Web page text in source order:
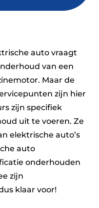
auto vraagt
van een
Maar de
zijn hier
zijn specifiek
uit te voeren. Ze
elektrische auto’s
auto
onderhouden
zijn
klaar voor!